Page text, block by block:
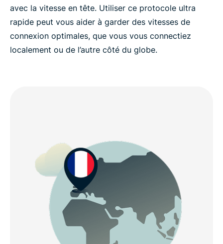
avec la vitesse en tête. Utiliser ce protocole ultra
rapide peut vous aider à garder des vitesses de
connexion optimales, que vous vous connectiez
localement ou de l’autre côté du globe.